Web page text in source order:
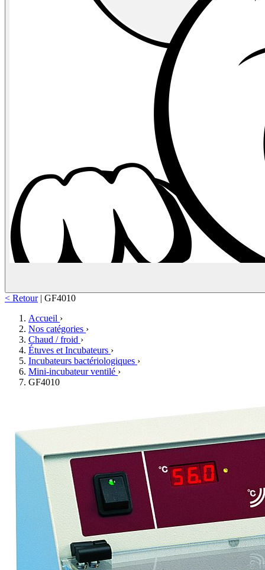
< Retour | GF4010
Accueil ›
Nos catégories ›
Chaud / froid ›
Étuves et Incubateurs ›
Incubateurs bactériologiques ›
Mini-incubateur ventilé ›
GF4010